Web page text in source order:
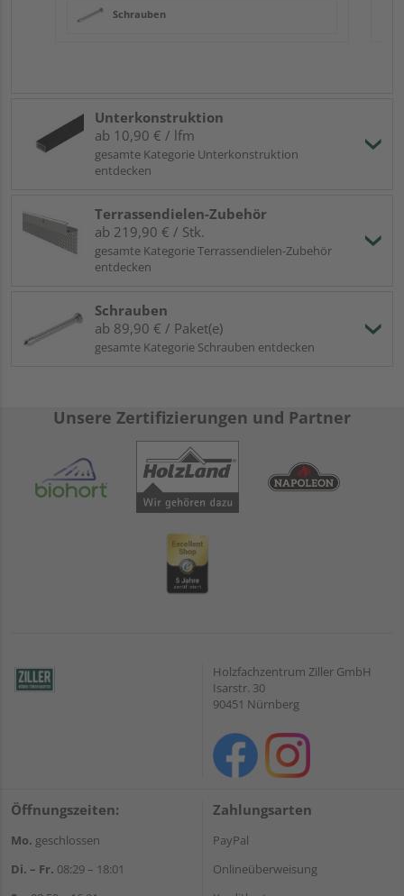
Schrauben
Unterkonstruktion
ab 10,90 € / lfm
gesamte Kategorie Unterkonstruktion
entdecken
Terrassendielen-Zubehör
ab 219,90 € / Stk.
gesamte Kategorie Terrassendielen-Zubehör
entdecken
Schrauben
ab 89,90 € / Paket(e)
gesamte Kategorie Schrauben entdecken
Unsere Zertifizierungen und Partner
Holzfachzentrum Ziller GmbH
Isarstr. 30
90451 Nürnberg
Öffnungszeiten:
Mo. geschlossen
Di. – Fr. 08:29 – 18:01
Zahlungsarten
PayPal
Onlineüberweisung